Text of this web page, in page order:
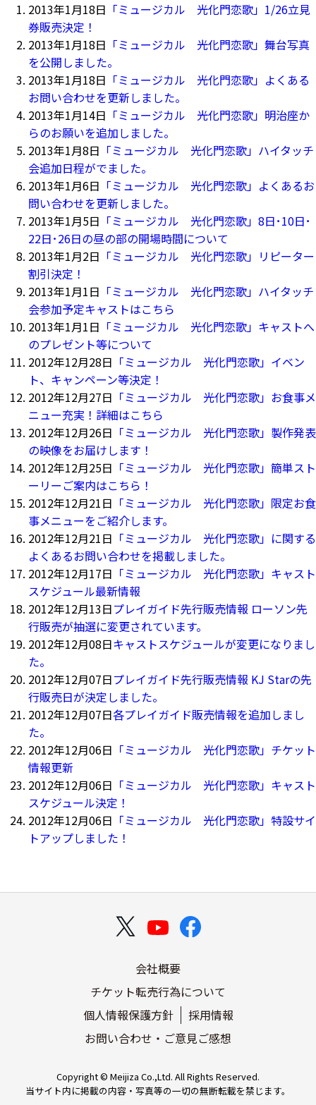
2013年1月18日 「ミュージカル 光化門恋歌」1/26立見
券販売決定！
2013年1月18日 「ミュージカル 光化門恋歌」舞台写真
を公開しました。
2013年1月18日 「ミュージカル 光化門恋歌」よくある
お問い合わせを更新しました。
2013年1月14日 「ミュージカル 光化門恋歌」明治座か
らのお願いを追加しました。
2013年1月8日 「ミュージカル 光化門恋歌」ハイタッチ
会追加日程がでました。
2013年1月6日 「ミュージカル 光化門恋歌」よくあるお
問い合わせを更新しました。
2013年1月5日 「ミュージカル 光化門恋歌」8日･10日･
22日･26日の昼の部の開場時間について
2013年1月2日 「ミュージカル 光化門恋歌」リピーター
割引決定！
2013年1月1日 「ミュージカル 光化門恋歌」ハイタッチ
会参加予定キャストはこちら
2013年1月1日 「ミュージカル 光化門恋歌」キャストへ
のプレゼント等について
2012年12月28日 「ミュージカル 光化門恋歌」イベン
ト、キャンペーン等決定！
2012年12月27日 「ミュージカル 光化門恋歌」お食事メ
ニュー充実！詳細はこちら
2012年12月26日 「ミュージカル 光化門恋歌」製作発表
の映像をお届けします！
2012年12月25日 「ミュージカル 光化門恋歌」簡単スト
ーリーご案内はこちら！
2012年12月21日 「ミュージカル 光化門恋歌」限定お食
事メニューをご紹介します。
2012年12月21日 「ミュージカル 光化門恋歌」に関する
よくあるお問い合わせを掲載しました。
2012年12月17日 「ミュージカル 光化門恋歌」キャスト
スケジュール最新情報
2012年12月13日プレイガイド先行販売情報 ローソン先
行販売が抽選に変更されています。
2012年12月08日キャストスケジュールが変更になりまし
た。
2012年12月07日プレイガイド先行販売情報 KJ Starの先
行販売日が決定しました。
2012年12月07日各プレイガイド販売情報を追加しまし
た。
2012年12月06日 「ミュージカル 光化門恋歌」チケット
情報更新
2012年12月06日 「ミュージカル 光化門恋歌」キャスト
スケジュール決定！
2012年12月06日 「ミュージカル 光化門恋歌」特設サイ
トアップしました！
会社概要
チケット転売行為について
個人情報保護方針
採用情報
お問い合わせ・ご意見ご感想
Copyright © Meijiza Co.,Ltd. All Rights Reserved.
当サイト内に掲載の内容・写真等の一切の無断転載を禁じます。